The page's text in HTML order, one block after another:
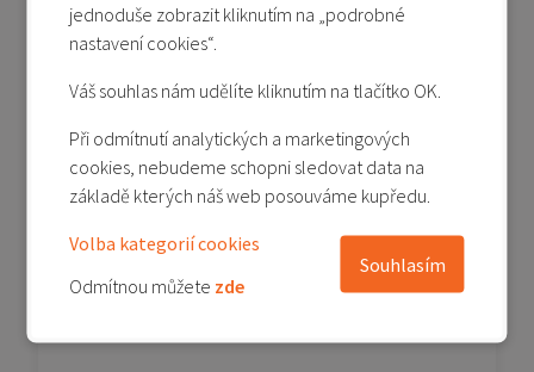
jednoduše zobrazit kliknutím na „podrobné
nastavení cookies“.
Váš souhlas nám udělíte kliknutím na tlačítko OK.
Při odmítnutí analytických a marketingových
cookies, nebudeme schopni sledovat data na
základě kterých náš web posouváme kupředu.
Volba kategorií cookies
Odmítnou můžete zde
Souhlasím
Poco F3 - originální zadní kryt baterie - bílá
Poslední kus
690 Kč 390 Kč
Přidat do košíku